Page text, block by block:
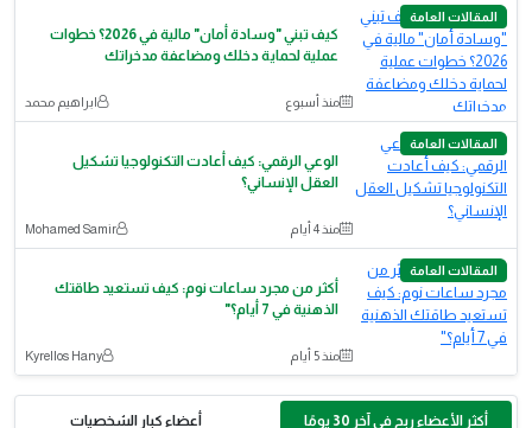
المقالات العامة
كيف تبني "وسادة أمان" مالية في 2026؟ خطوات
عملية لحماية دخلك ومضاعفة مدخراتك
منذ أسبوع ابراهيم محمد
المقالات العامة
الوعي الرقمي: كيف أعادت التكنولوجيا تشكيل
العقل الإنساني؟
منذ 4 أيام Mohamed Samir
المقالات العامة
أكثر من مجرد ساعات نوم: كيف تستعيد طاقتك
الذهنية في 7 أيام؟"
منذ 5 أيام Kyrellos Hany
أكثر الأعضاء ربح في آخر 30 يومًا أعضاء كبار الشخصيات